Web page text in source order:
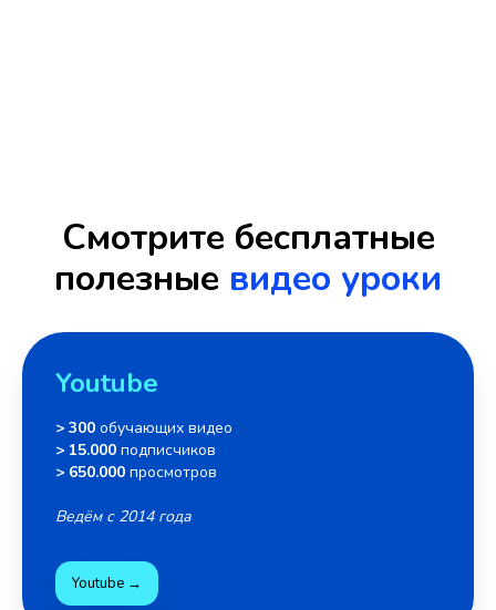
Смотрите бесплатные
полезные видео уроки
Youtube
> 300 обучающих видео
> 15.000 подписчиков
> 650.000 просмотров
Ведём с 2014 года
Youtube →